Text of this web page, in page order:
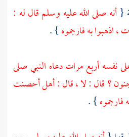
{أنه صلى الله عليه وسلم قال له :
اذهبوا به فارجموه} .
نفسه أربع مرات دعاه النبي صلى
؟ قال : لا ، قال : أهل أحصنت
} .